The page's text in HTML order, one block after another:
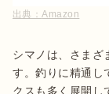
出典：Amazon
シマノは、さまざ
す。釣りに精通し
クスも多く展開し